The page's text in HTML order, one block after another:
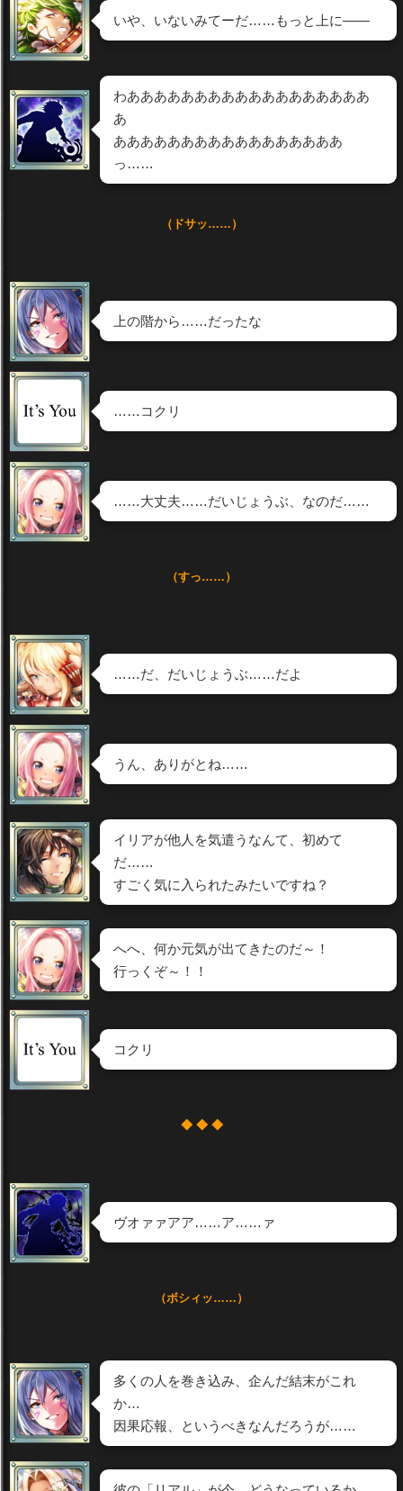
いや、いないみてーだ……もっと上に――
わああああああああああああああああああ
あ
あああああああああああああああああ
っ……
（ドサッ……）
上の階から……だったな
……コクリ
……大丈夫……だいじょうぶ、なのだ……
（すっ……）
……だ、だいじょうぶ……だよ
うん、ありがとね……
イリアが他人を気遣うなんて、初めて
だ……
すごく気に入られたみたいですね？
へへ、何か元気が出てきたのだ～！
行っくぞ～！！
コクリ
◆ ◆ ◆
ヴオァァアア……ア……ァ
（ボシィッ……）
多くの人を巻き込み、企んだ結末がこれ
か…
因果応報、というべきなんだろうが……